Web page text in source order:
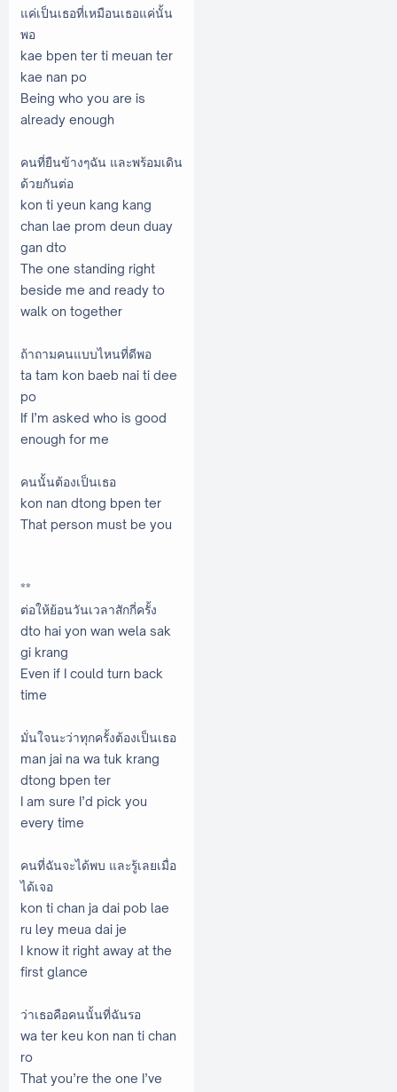
แค่เป็นเธอที่เหมือนเธอแค่นั้น
พอ
kae bpen ter ti meuan ter
kae nan po
Being who you are is
already enough
คนที่ยืนข้างๆฉัน และพร้อมเดิน
ด้วยกันต่อ
kon ti yeun kang kang
chan lae prom deun duay
gan dto
The one standing right
beside me and ready to
walk on together
ถ้าถามคนแบบไหนที่ดีพอ
ta tam kon baeb nai ti dee
po
If I’m asked who is good
enough for me
คนนั้นต้องเป็นเธอ
kon nan dtong bpen ter
That person must be you
**
ต่อให้ย้อนวันเวลาสักกี่ครั้ง
dto hai yon wan wela sak
gi krang
Even if I could turn back
time
มั่นใจนะว่าทุกครั้งต้องเป็นเธอ
man jai na wa tuk krang
dtong bpen ter
I am sure I’d pick you
every time
คนที่ฉันจะได้พบ และรู้เลยเมื่อ
ได้เจอ
kon ti chan ja dai pob lae
ru ley meua dai je
I know it right away at the
first glance
ว่าเธอคือคนนั้นที่ฉันรอ
wa ter keu kon nan ti chan
ro
That you’re the one I’ve